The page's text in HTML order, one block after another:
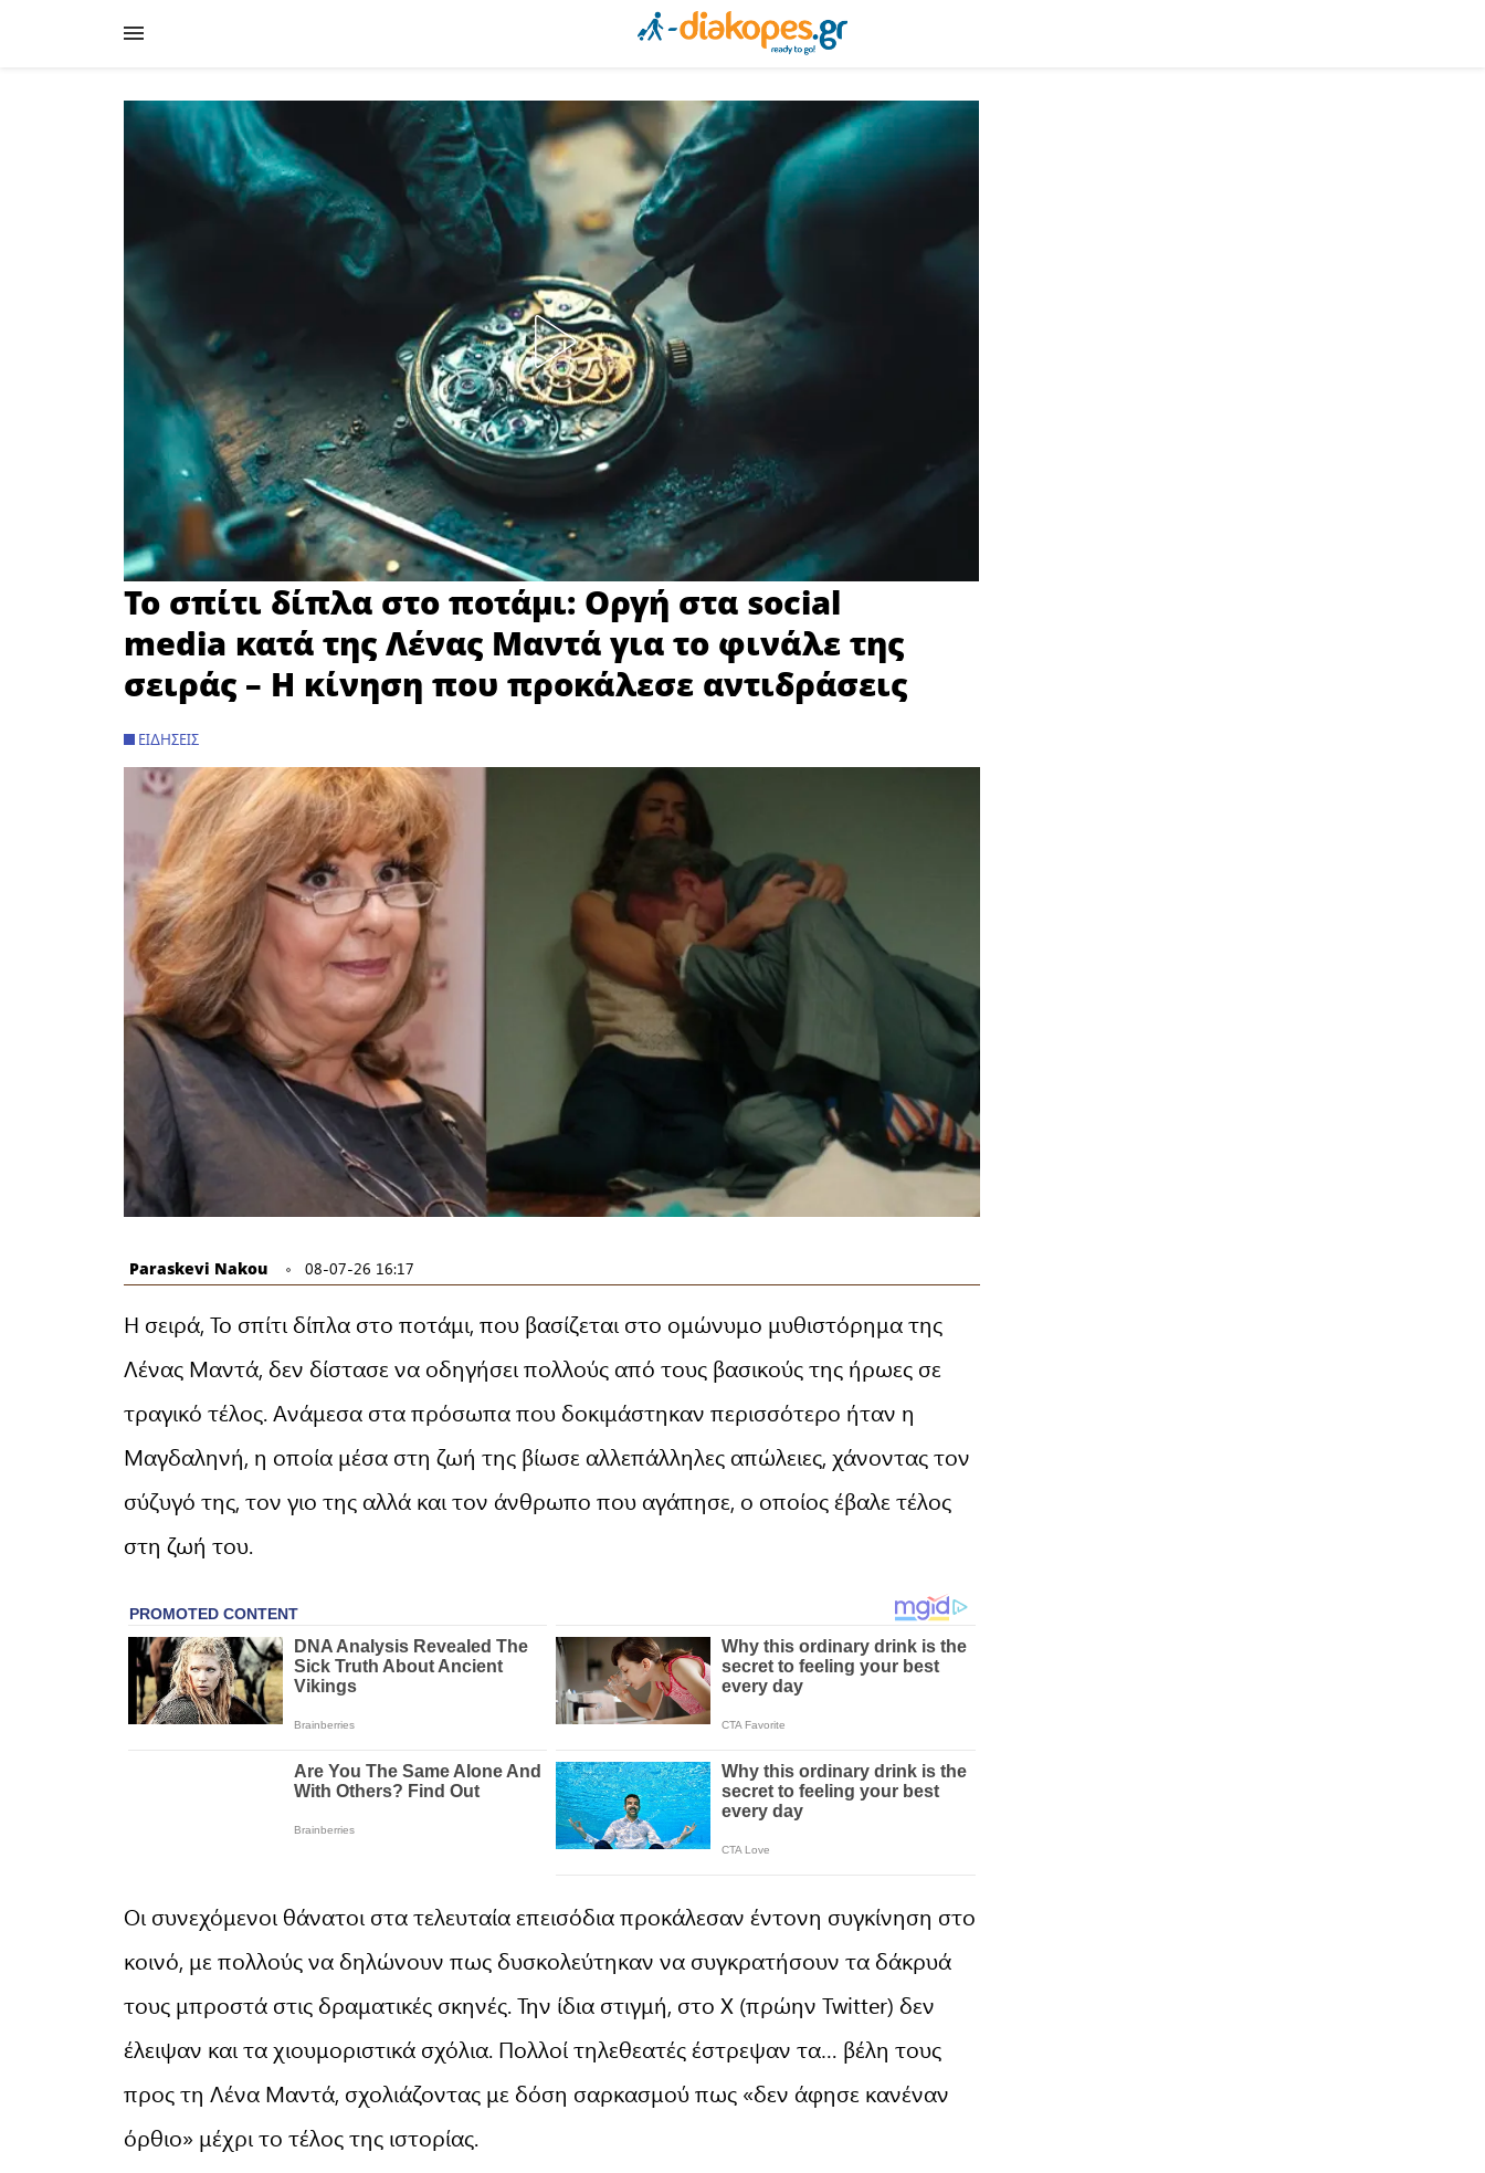
Το σπίτι δίπλα στο ποτάμι: Οργή στα social
media κατά της Λένας Μαντά για το φινάλε της
σειράς – H κίνηση που προκάλεσε αντιδράσεις
ΕΙΔΉΣΕΙΣ
Paraskevi Nakou 08-07-26 16:17
Η σειρά, Το σπίτι δίπλα στο ποτάμι, που βασίζεται στο ομώνυμο μυθιστόρημα της
Λένας Μαντά, δεν δίστασε να οδηγήσει πολλούς από τους βασικούς της ήρωες σε
τραγικό τέλος. Ανάμεσα στα πρόσωπα που δοκιμάστηκαν περισσότερο ήταν η
Μαγδαληνή, η οποία μέσα στη ζωή της βίωσε αλλεπάλληλες απώλειες, χάνοντας τον
σύζυγό της, τον γιο της αλλά και τον άνθρωπο που αγάπησε, ο οποίος έβαλε τέλος
στη ζωή του.
Οι συνεχόμενοι θάνατοι στα τελευταία επεισόδια προκάλεσαν έντονη συγκίνηση στο
κοινό, με πολλούς να δηλώνουν πως δυσκολεύτηκαν να συγκρατήσουν τα δάκρυά
τους μπροστά στις δραματικές σκηνές. Την ίδια στιγμή, στο X (πρώην Twitter) δεν
έλειψαν και τα χιουμοριστικά σχόλια. Πολλοί τηλεθεατές έστρεψαν τα… βέλη τους
προς τη Λένα Μαντά, σχολιάζοντας με δόση σαρκασμού πως «δεν άφησε κανέναν
όρθιο» μέχρι το τέλος της ιστορίας.